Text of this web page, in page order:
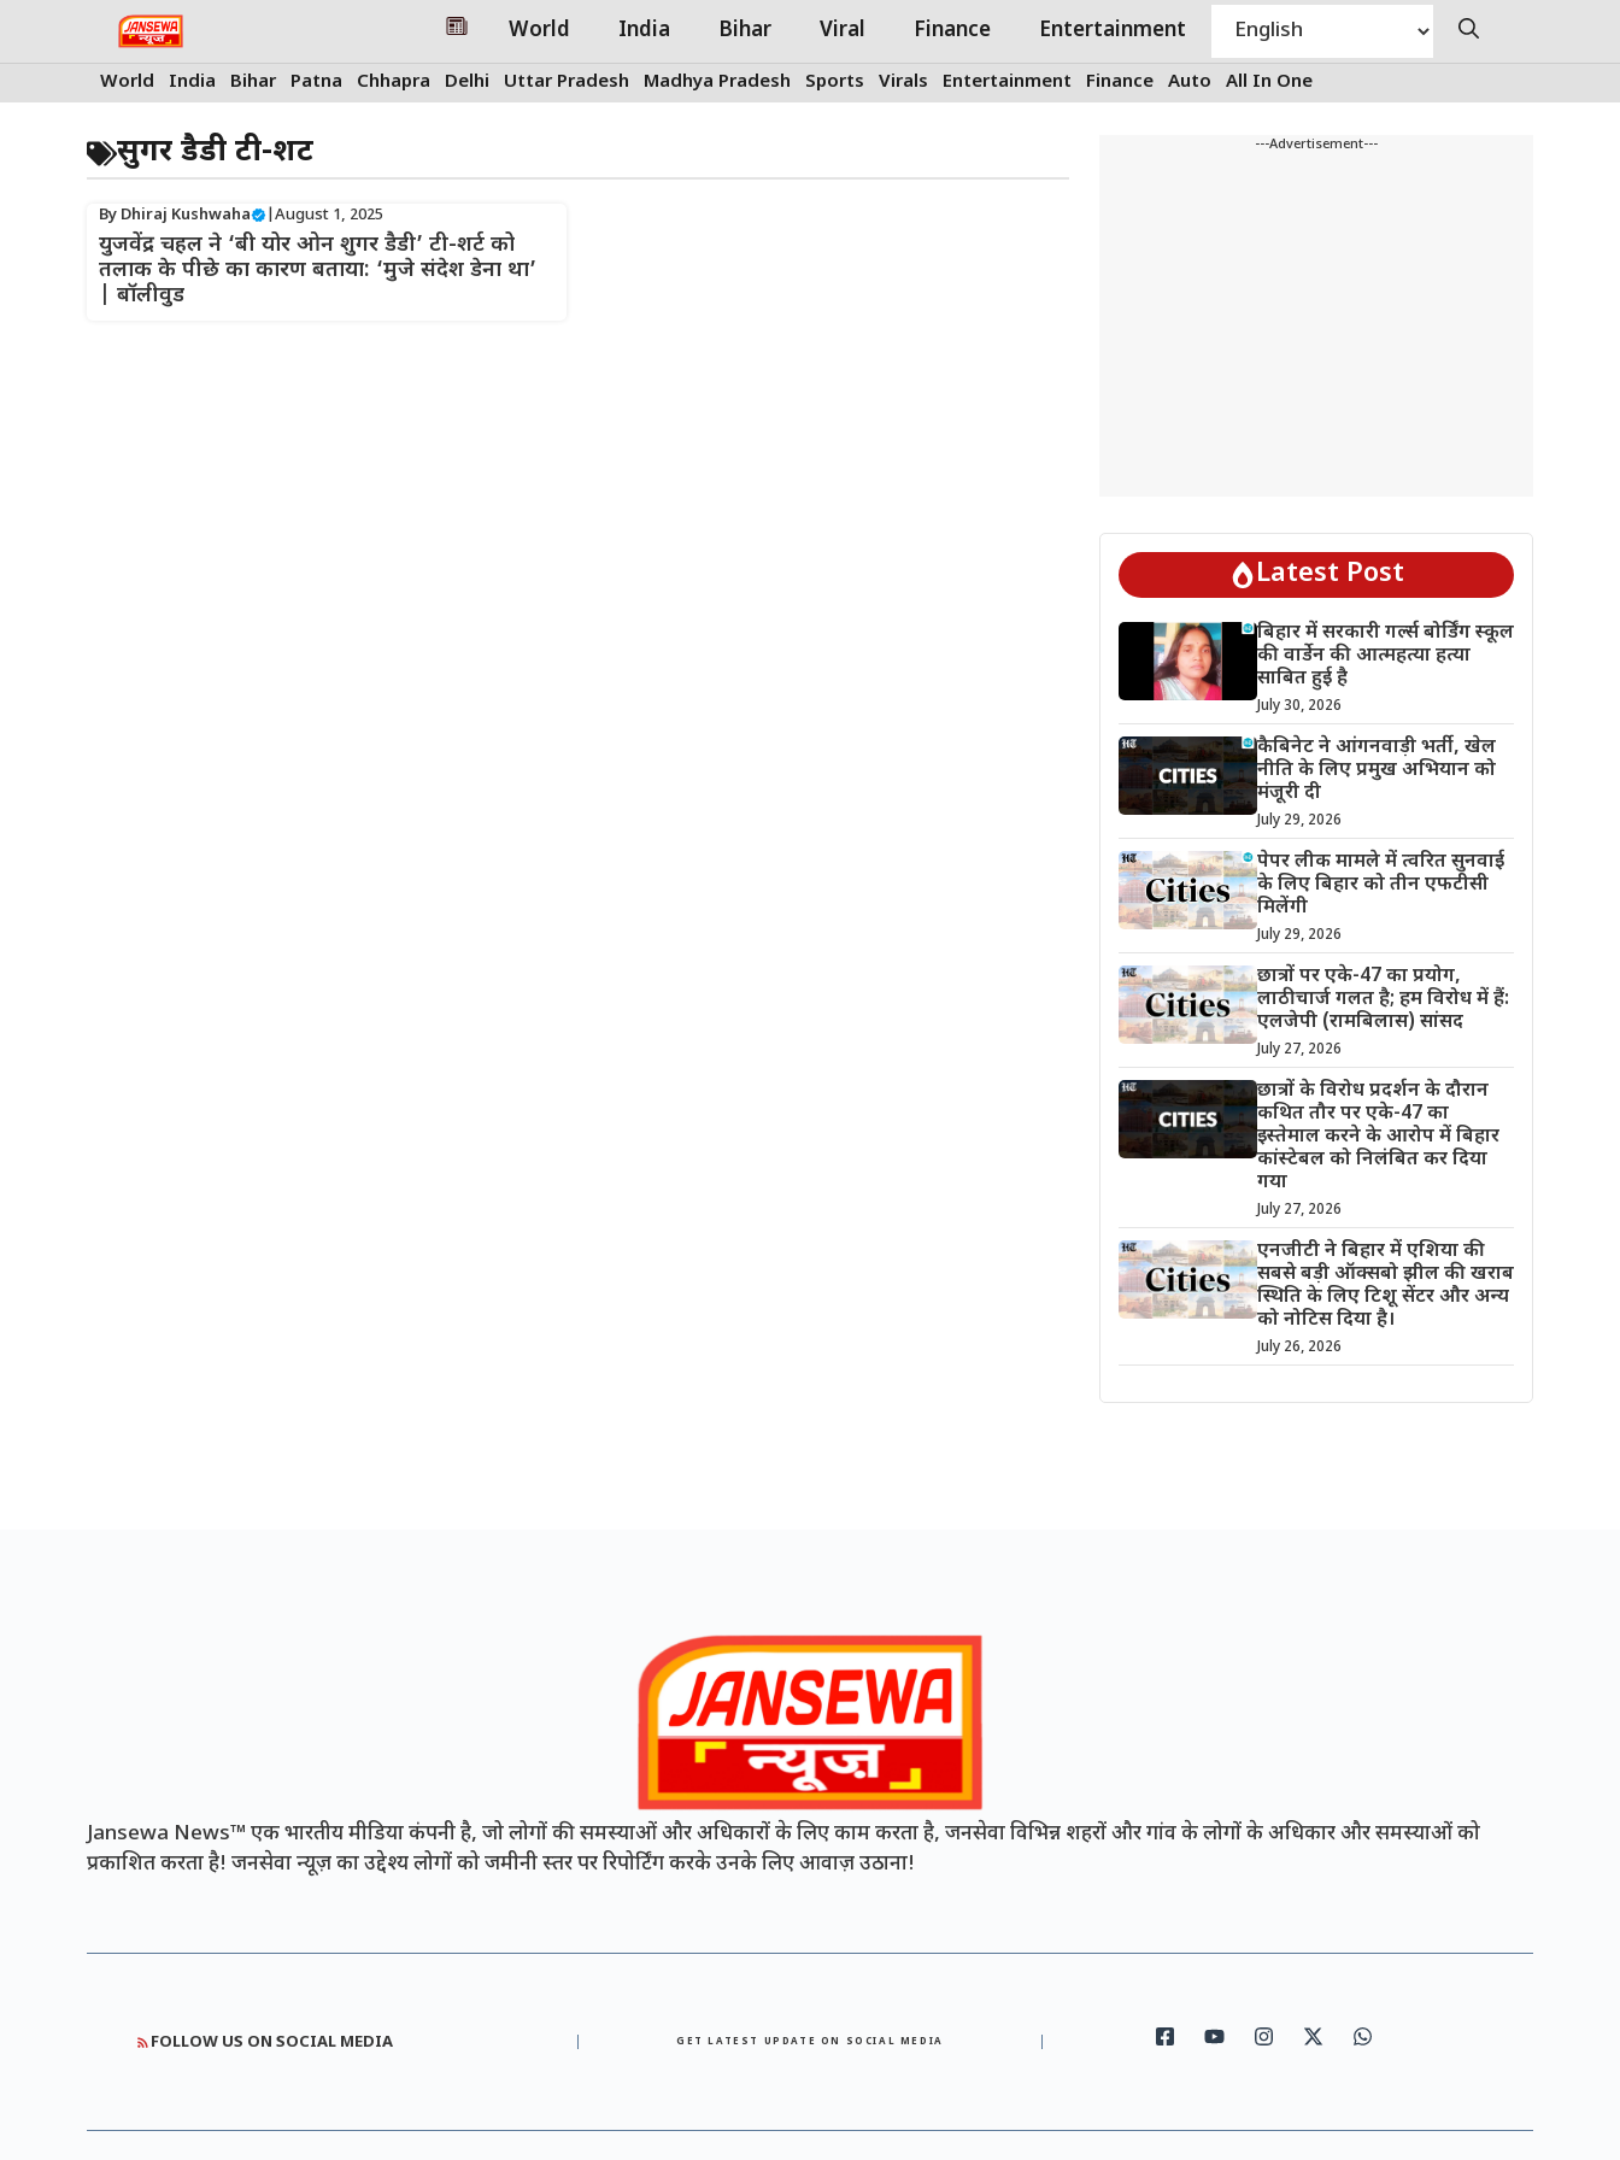
World India Bihar Viral Finance Entertainment
World India Bihar Patna Chhapra Delhi Uttar Pradesh Madhya Pradesh Sports Virals Entertainment Finance Auto All In One
सुगर डैडी टी-शर्ट
By Dhiraj Kushwaha August 1, 2025
युजवेंद्र चहल ने ‘बी योर ओन शुगर डैडी’ टी-शर्ट को
तलाक के पीछे का कारण बताया: ‘मुजे संदेश डेना था’
| बॉलीवुड
---Advertisement---
Latest Post
बिहार में सरकारी गर्ल्स बोर्डिंग स्कूल
की वार्डेन की आत्महत्या हत्या
साबित हुई है
July 30, 2026
कैबिनेट ने आंगनवाड़ी भर्ती, खेल
नीति के लिए प्रमुख अभियान को
मंजूरी दी
July 29, 2026
पेपर लीक मामले में त्वरित सुनवाई
के लिए बिहार को तीन एफटीसी
मिलेंगी
July 29, 2026
छात्रों पर एके-47 का प्रयोग,
लाठीचार्ज गलत है; हम विरोध में हैं:
एलजेपी (रामबिलास) सांसद
July 27, 2026
छात्रों के विरोध प्रदर्शन के दौरान
कथित तौर पर एके-47 का
इस्तेमाल करने के आरोप में बिहार
कांस्टेबल को निलंबित कर दिया
गया
July 27, 2026
एनजीटी ने बिहार में एशिया की
सबसे बड़ी ऑक्सबो झील की खराब
स्थिति के लिए टिशू सेंटर और अन्य
को नोटिस दिया है।
July 26, 2026
Jansewa News™ एक भारतीय मीडिया कंपनी है, जो लोगों की समस्याओं और अधिकारों के लिए काम करता है, जनसेवा विभिन्न शहरों और गांव के लोगों के अधिकार और समस्याओं को
प्रकाशित करता है! जनसेवा न्यूज़ का उद्देश्य लोगों को जमीनी स्तर पर रिपोर्टिंग करके उनके लिए आवाज़ उठाना!
FOLLOW US ON SOCIAL MEDIA GET LATEST UPDATE ON SOCIAL MEDIA